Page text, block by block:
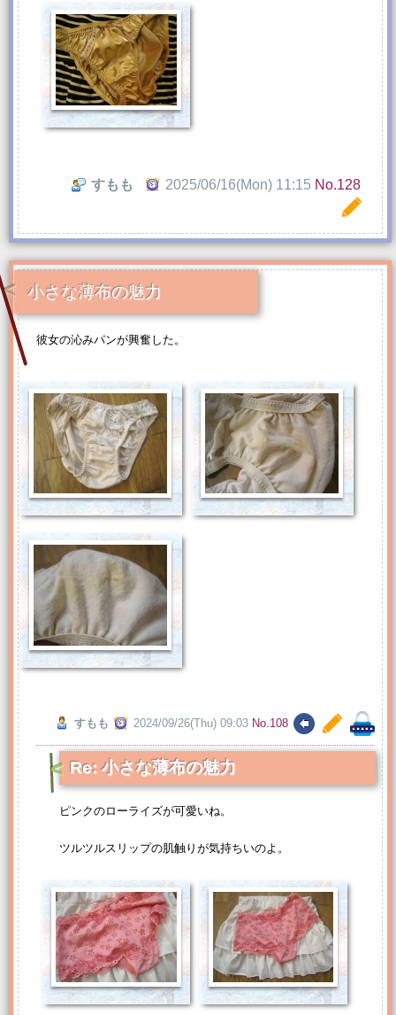
すもも 2025/06/16(Mon) 11:15 No.128
小さな薄布の魅力
彼女の沁みパンが興奮した。
すもも 2024/09/26(Thu) 09:03 No.108
Re: 小さな薄布の魅力
ピンクのローライズが可愛いね。
ツルツルスリップの肌触りが気持ちいのよ。